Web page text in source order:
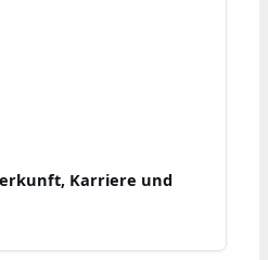
Karriere und